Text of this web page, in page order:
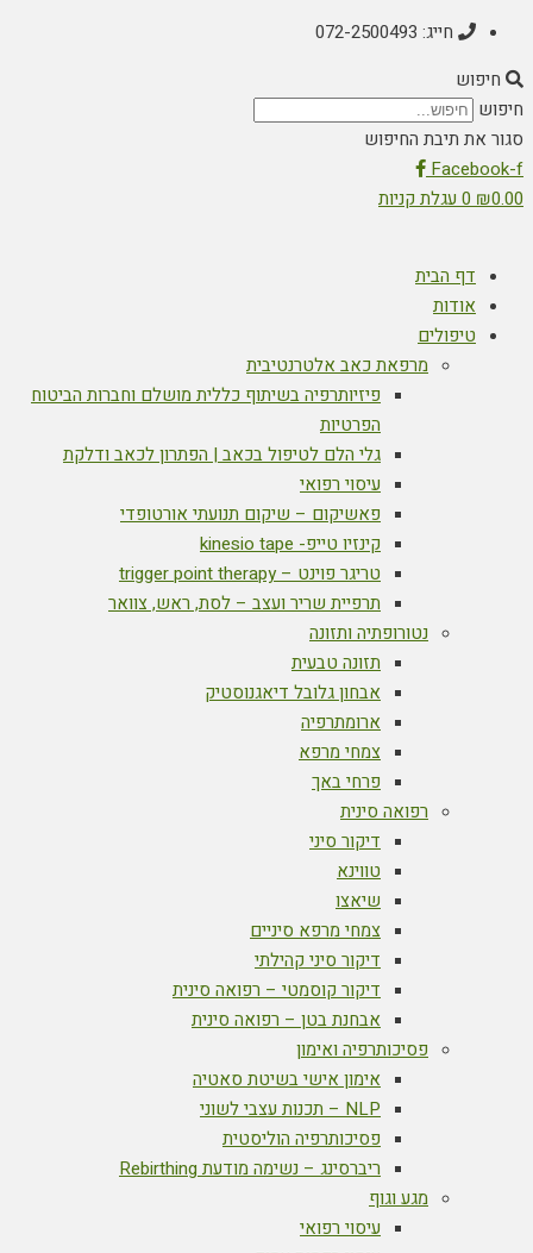
חייג: 072-2500493
חיפוש
חיפוש
סגור את תיבת החיפוש
Facebook-f
₪0.00
0 עגלת קניות
דף הבית
אודות
טיפולים
מרפאת כאב אלטרנטיבית
פיזיותרפיה בשיתוף כללית מושלם וחברות הביטוח
הפרטיות
גלי הלם לטיפול בכאב | הפתרון לכאב ודלקת
עיסוי רפואי
פאשיקום – שיקום תנועתי אורטופדי
קינזיו טייפ- kinesio tape
טריגר פוינט – trigger point therapy
תרפיית שריר ועצב – לסת, ראש, צוואר
נטורופתיה ותזונה
תזונה טבעית
אבחון גלובל דיאגנוסטיק
ארומתרפיה
צמחי מרפא
פרחי באך
רפואה סינית
דיקור סיני
טווינא
שיאצו
צמחי מרפא סיניים
דיקור סיני קהילתי
דיקור קוסמטי – רפואה סינית
אבחנת בטן – רפואה סינית
פסיכותרפיה ואימון
אימון אישי בשיטת סאטיה
NLP – תכנות עצבי לשוני
פסיכותרפיה הוליסטית
ריברסינג – נשימה מודעת Rebirthing
מגע וגוף
עיסוי רפואי